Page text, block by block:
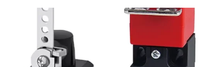
Lembrar-me
Senha perdida?